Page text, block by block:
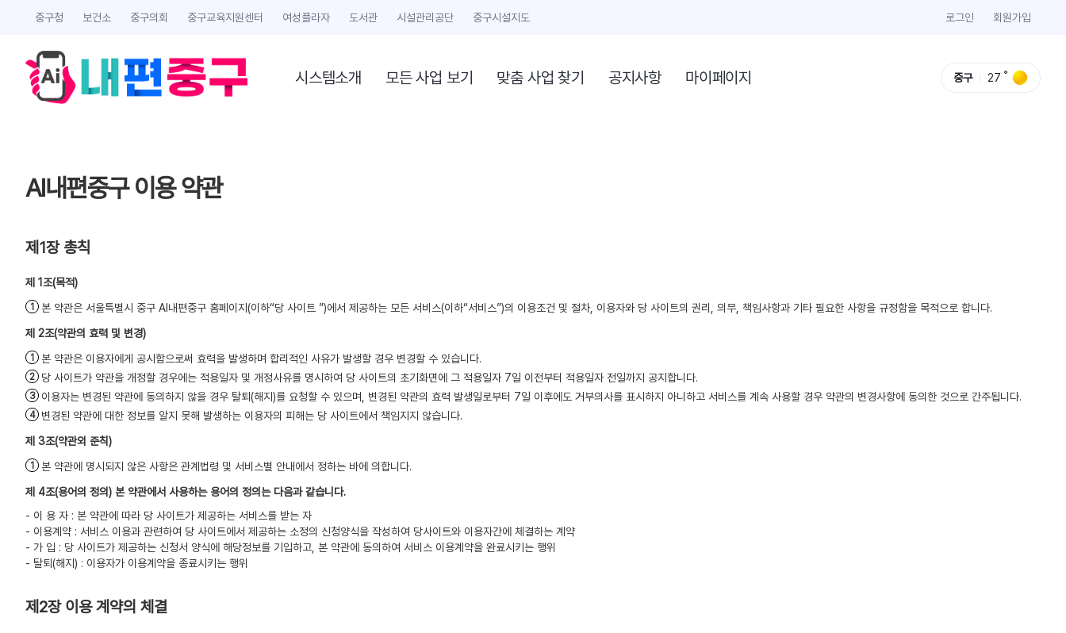
중구청 보건소 중구의회 중구교육지원센터 여성플라자 도서관 시설관리공단 중구시설지도 로그인 회원가입
시스템소개 모든 사업 보기 맞춤 사업 찾기 공지사항 마이페이지 중구 27
AI내편중구 이용 약관
제1장 총칙
(목적)
본 약관은 서울특별시 중구 AI내편중구 홈페이지(이하“당 사이트 ”)에서 제공하는 모든 서비스(이하“서비스”)의 이용조건 및 절차, 이용자와 당 사이트의 권리, 의무, 책임사항과 기타 필요한 사항을 규정함을 목적으로 합니다.
(약관의 효력 및 변경)
본 약관은 이용자에게 공시함으로써 효력을 발생하며 합리적인 사유가 발생할 경우 변경할 수 있습니다.
당 사이트가 약관을 개정할 경우에는 적용일자 및 개정사유를 명시하여 당 사이트의 초기화면에 그 적용일자 7일 이전부터 적용일자 전일까지 공지합니다.
이용자는 변경된 약관에 동의하지 않을 경우 탈퇴(해지)를 요청할 수 있으며, 변경된 약관의 효력 발생일로부터 7일 이후에도 거부의사를 표시하지 아니하고 서비스를 계속 사용할 경우 약관의 변경사항에 동의한 것으로 간주됩니다.
변경된 약관에 대한 정보를 알지 못해 발생하는 이용자의 피해는 당 사이트에서 책임지지 않습니다.
(약관외 준칙)
본 약관에 명시되지 않은 사항은 관계법령 및 서비스별 안내에서 정하는 바에 의합니다.
(용어의 정의) 본 약관에서 사용하는 용어의 정의는 다음과 같습니다.
- 이 용 자 : 본 약관에 따라 당 사이트가 제공하는 서비스를 받는 자
- 이용계약 : 서비스 이용과 관련하여 당 사이트에서 제공하는 소정의 신청양식을 작성하여 당사이트와 이용자간에 체결하는 계약
- 가 입 : 당 사이트가 제공하는 신청서 양식에 해당정보를 기입하고, 본 약관에 동의하여 서비스 이용계약을 완료시키는 행위
- 탈퇴(해지) : 이용자가 이용계약을 종료시키는 행위
제2장 이용 계약의 체결